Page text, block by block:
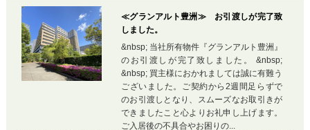
≪グランアルト豊洲≫ お引渡しが完了致
しました。
&nbsp; 当社所有物件『グランアルト豊洲』
のお引渡しが完了致しました。 &nbsp;
&nbsp; 買主様におかれましては誠に有難う
ございました。ご契約から2週間足らずで
のお引渡しとなり、スムーズなお取引きが
できましたこと心よりお礼申し上げます。
ご入居後の不具合やお困りの...